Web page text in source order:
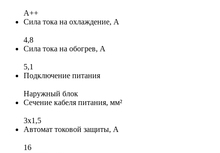
A++
Сила тока на охлаждение, А
4,8
Сила тока на обогрев, А
5,1
Подключение питания
Наружный блок
Сечение кабеля питания, мм²
3x1,5
Автомат токовой защиты, А
16